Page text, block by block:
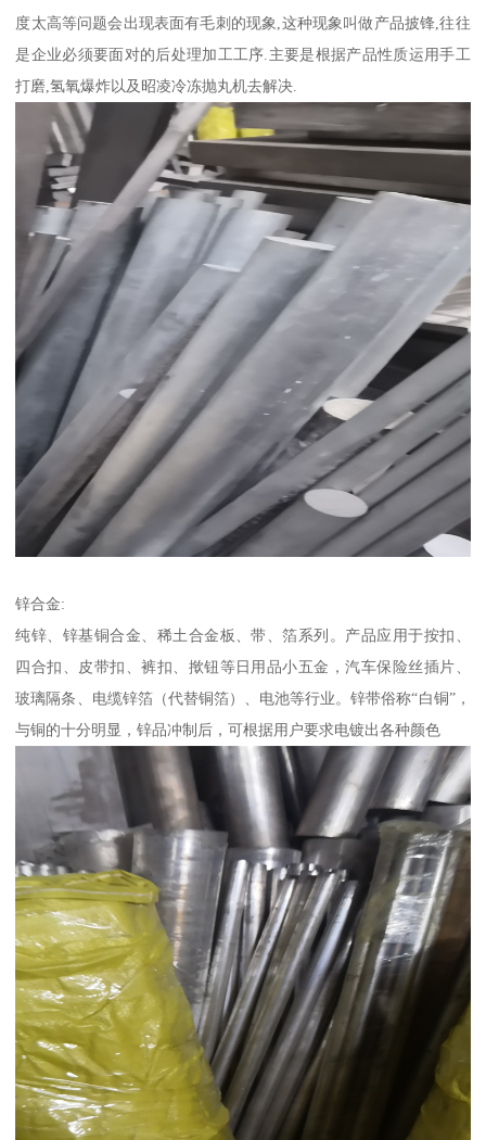
度太高等问题会出现表面有毛刺的现象,这种现象叫做产品披锋,往往
是企业必须要面对的后处理加工工序.主要是根据产品性质运用手工
打磨,氢氧爆炸以及昭凌冷冻抛丸机去解决.
锌合金:
纯锌、锌基铜合金、稀土合金板、带、箔系列。产品应用于按扣、
四合扣、皮带扣、裤扣、揿钮等日用品小五金，汽车保险丝插片、
玻璃隔条、电缆锌箔（代替铜箔）、电池等行业。锌带俗称“白铜”，
与铜的十分明显，锌品冲制后，可根据用户要求电镀出各种颜色